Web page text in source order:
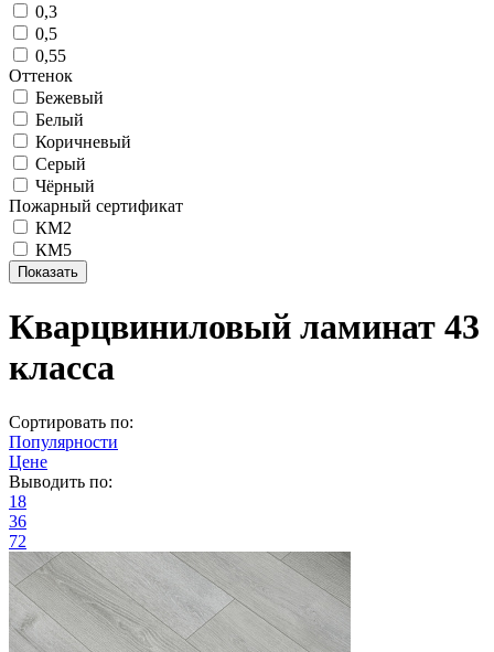
0,3
0,5
0,55
Оттенок
Бежевый
Белый
Коричневый
Серый
Чёрный
Пожарный сертификат
КМ2
КМ5
Кварцвиниловый ламинат 43
класса
Сортировать по:
Популярности
Цене
Выводить по:
18
36
72